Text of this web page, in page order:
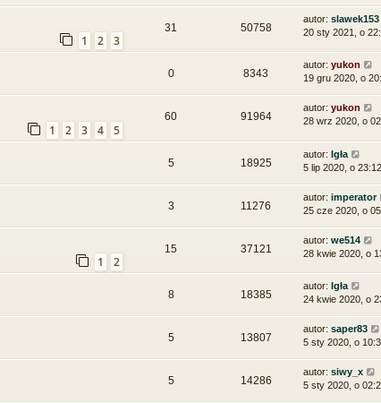
1 2 3
31 50758
autor: slawek153
20 sty 2021, o
0 8343
autor: yukon
19 gru 2020, o
1 2 3 4 5
60 91964
autor: yukon
28 wrz 2020, o
5 18925
autor: Igła
5 lip 2020, o 23:12
3 11276
autor: imperator
25 cze 2020, o
1 2
15 37121
autor: we514
28 kwie 2020, o
8 18385
autor: Igła
24 kwie 2020, o
5 13807
autor: saper83
5 sty 2020, o
5 14286
autor: siwy_x
5 sty 2020, o